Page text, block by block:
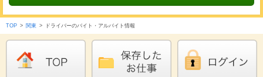
TOP > 関東 > ドライバーのバイト・アルバイト情報